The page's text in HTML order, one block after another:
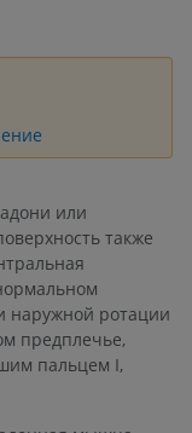
или
также
наружной ротации
предплечье,
пальцем I,